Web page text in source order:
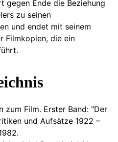
gegen Ende die Beziehung
zu seinen
und endet mit seinem
Filmkopien, die ein
zum Film. Erster Band: "Der
und Aufsätze 1922 –